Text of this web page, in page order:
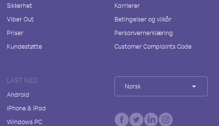
Sikkerhet
Viber Out
Priser
Kundestøtte
Karrierer
Betingelser og vilkår
Personvernerklæring
Customer Complaints Code
LAST NED
Android
iPhone & iPad
Windows PC
Norsk